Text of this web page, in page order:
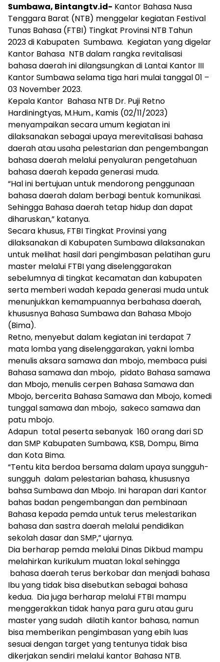
Sumbawa, Bintangtv.id- Kantor Bahasa Nusa
Tenggara Barat (NTB) menggelar kegiatan Festival
Tunas Bahasa (FTBI) Tingkat Provinsi NTB Tahun
2023 di Kabupaten Sumbawa. Kegiatan yang digelar
Kantor Bahasa NTB dalam rangka revitalisasi
bahasa daerah ini dilangsungkan di Lantai Kantor III
Kantor Sumbawa selama tiga hari mulai tanggal 01 –
03 November 2023.
Kepala Kantor Bahasa NTB Dr. Puji Retno
Hardiningtyas, M.Hum., Kamis (02/11/2023)
menyampaikan secara umum kegiatan ini
dilaksanakan sebagai upaya merevitalisasi bahasa
daerah atau usaha pelestarian dan pengembangan
bahasa daerah melalui penyaluran pengetahuan
bahasa daerah kepada generasi muda.
“Hal ini bertujuan untuk mendorong penggunaan
bahasa daerah dalam berbagi bentuk komunikasi.
Sehingga Bahasa daerah tetap hidup dan dapat
diharuskan,” katanya.
Secara khusus, FTBI Tingkat Provinsi yang
dilaksanakan di Kabupaten Sumbawa dilaksanakan
untuk melihat hasil dari pengimbasan pelatihan guru
master melalui FTBI yang diselenggarakan
sebelumnya di tingkat kecamatan dan kabupaten
serta memberi wadah kepada generasi muda untuk
menunjukkan kemampuannya berbahasa daerah,
khususnya Bahasa Sumbawa dan Bahasa Mbojo
(Bima).
Retno, menyebut dalam kegiatan ini terdapat 7
mata lomba yang diselenggarakan, yakni lomba
menulis aksara samawa dan mbojo, membaca puisi
Bahasa samawa dan mbojo, pidato Bahasa samawa
dan Mbojo, menulis cerpen Bahasa Samawa dan
Mbojo, bercerita Bahasa Samawa dan Mbojo, komedi
tunggal samawa dan mbojo, sakeco samawa dan
patu mbojo.
Adapun total peserta sebanyak 160 orang dari SD
dan SMP Kabupaten Sumbawa, KSB, Dompu, Bima
dan Kota Bima.
“Tentu kita berdoa bersama dalam upaya sungguh-
sungguh dalam pelestarian bahasa, khususnya
bahsa Sumbawa dan Mbojo. Ini harapan dari Kantor
bahas badan pengembangan dan pembinaan
Bahasa kepada pemda untuk terus melestarikan
bahasa dan sastra daerah melalui pendidikan
sekolah dasar dan SMP,” ujarnya.
Dia berharap pemda melalui Dinas Dikbud mampu
melahirkan kurikulum muatan lokal sehingga
bahasa daerah terus berkobar dan menjadi bahasa
Ibu yang tidak bisa disebutkan sebagai bahasa
kedua. Dia juga berharap melalui FTBI mampu
menggerakkan tidak hanya para guru atau guru
master yang sudah dilatih kantor bahasa, namun
bisa memberikan pengimbasan yang ebih luas
sesuai dengan target yang tentunya tidak bisa
dikerjakan sendiri melalui kantor Bahasa NTB.